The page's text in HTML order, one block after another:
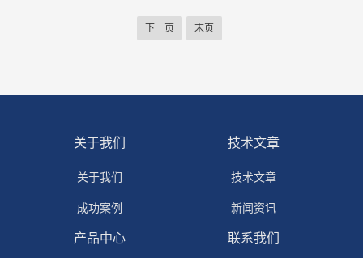
下一页 末页
关于我们
关于我们
成功案例
技术文章
技术文章
新闻资讯
产品中心 联系我们